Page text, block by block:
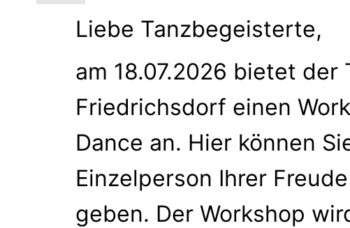
Liebe Tanzbegeisterte,
am 18.07.2026 bietet der
Friedrichsdorf einen
Dance an. Hier können
Einzelperson Ihrer
geben. Der Workshop